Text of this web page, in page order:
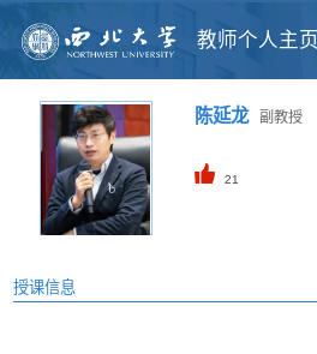
教师个人主页
陈延龙副教授
21
授课信息